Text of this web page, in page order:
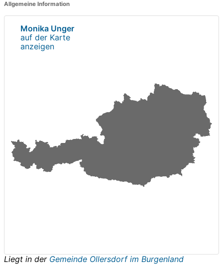
Allgemeine Information
Monika Unger
auf der Karte
anzeigen
Liegt in der Gemeinde Ollersdorf im Burgenland